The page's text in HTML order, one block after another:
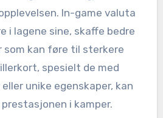
In-game valuta
i lagene sine, skaffe bedre
som kan føre til sterkere
spesielt de med
unike egenskaper, kan
i kamper.